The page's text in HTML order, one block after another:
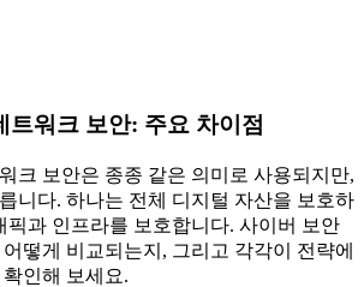
트워크 보안: 주요 차이점
크 보안은 종종 같은 의미로 사용되지만,
니다. 하나는 전체 디지털 자산을 보호하
픽과 인프라를 보호합니다. 사이버 보안
떻게 비교되는지, 그리고 각각이 전략에
인해 보세요.